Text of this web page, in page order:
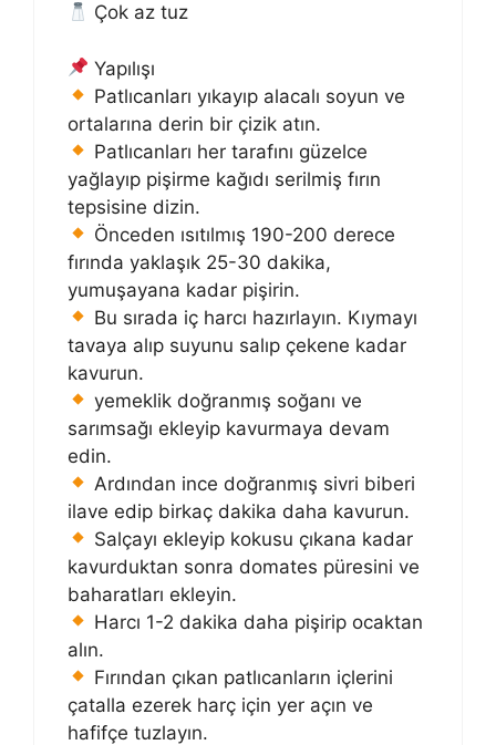
Çok az tuz
Yapılışı
Patlıcanları yıkayıp alacalı soyun ve
ortalarına derin bir çizik atın.
Patlıcanları her tarafını güzelce
yağlayıp pişirme kağıdı serilmiş fırın
tepsisine dizin.
Önceden ısıtılmış 190-200 derece
fırında yaklaşık 25-30 dakika,
yumuşayana kadar pişirin.
Bu sırada iç harcı hazırlayın. Kıymayı
tavaya alıp suyunu salıp çekene kadar
kavurun.
yemeklik doğranmış soğanı ve
sarımsağı ekleyip kavurmaya devam
edin.
Ardından ince doğranmış sivri biberi
ilave edip birkaç dakika daha kavurun.
Salçayı ekleyip kokusu çıkana kadar
kavurduktan sonra domates püresini ve
baharatları ekleyin.
Harcı 1-2 dakika daha pişirip ocaktan
alın.
Fırından çıkan patlıcanların içlerini
çatalla ezerek harç için yer açın ve
hafifçe tuzlayın.